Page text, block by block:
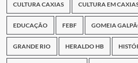
CULTURA CAXIAS CULTURA EM
EDUCAÇÃO FEBF GOMEIA
GRANDE RIO HERALDO HB